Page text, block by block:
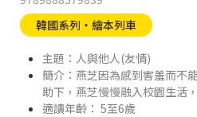
韓國系列‧繪本列車
主題：人與他人(友情)
簡介：燕芝因為感到害羞而不
助下，燕芝慢慢融入校園生活
適讀年齡： 5至6歲